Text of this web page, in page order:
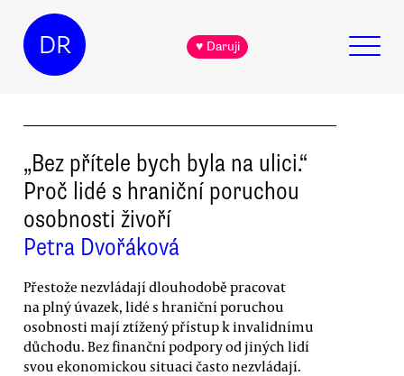
DR ♥ Daruji
„Bez přítele bych byla na ulici.“
Proč lidé s hraniční poruchou
osobnosti živoří
Petra Dvořáková
Přestože nezvládají dlouhodobě pracovat
na plný úvazek, lidé s hraniční poruchou
osobnosti mají ztížený přístup k invalidnímu
důchodu. Bez finanční podpory od jiných lidí
svou ekonomickou situaci často nezvládají.